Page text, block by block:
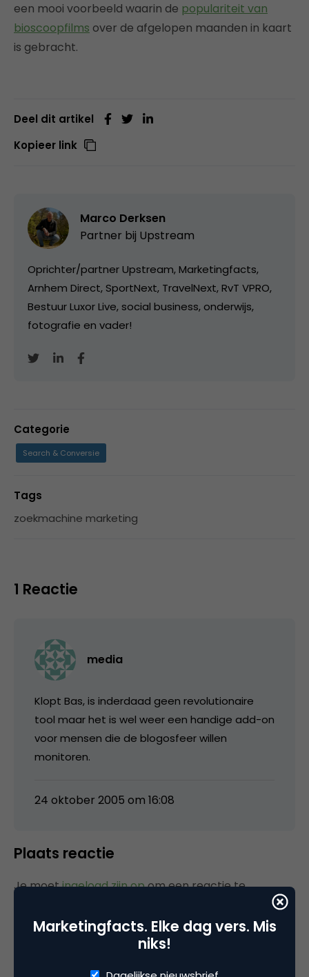
een mooi voorbeeld waarin de populariteit van
bioscoopfilms over de afgelopen maanden in kaart
is gebracht.
Deel dit artikel
Kopieer link
Marco Derksen
Partner bij Upstream
Oprichter/partner Upstream, Marketingfacts,
Arnhem Direct, SportNext, TravelNext, RvT VPRO,
Bestuur Luxor Live, social business, onderwijs,
fotografie en vader!
Categorie
Search & Conversie
Tags
zoekmachine marketing
1 Reactie
media
Klopt Bas, is inderdaad geen revolutionaire
tool maar het is wel weer een handige add-on
voor mensen die de blogosfeer willen
monitoren.
24 oktober 2005 om 16:08
Plaats reactie
Je moetingelogd zijn opom een reactie te
Marketingfacts. Elke dag vers. Mis
niks!